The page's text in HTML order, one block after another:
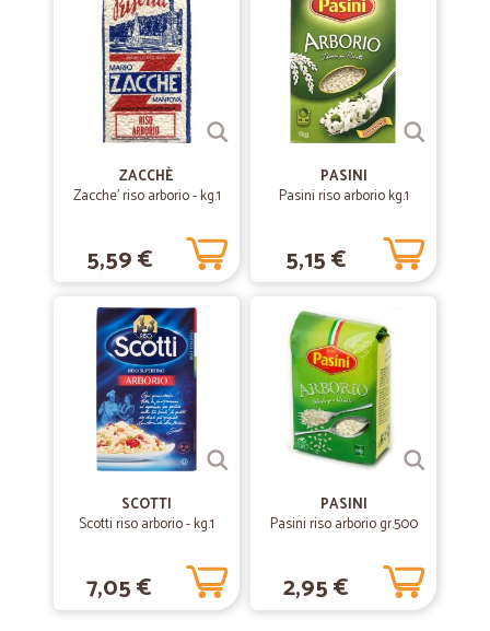
ZACCHÈ
Zacche' riso arborio - kg.1
5,59 €
PASINI
Pasini riso arborio kg.1
5,15 €
SCOTTI
Scotti riso arborio - kg.1
7,05 €
PASINI
Pasini riso arborio gr.500
2,95 €